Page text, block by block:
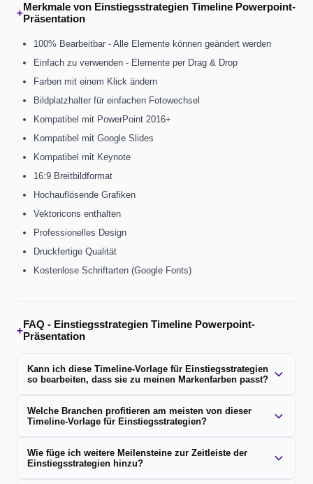
+Merkmale von Einstiegsstrategien Timeline Powerpoint-
Präsentation
100% Bearbeitbar - Alle Elemente können geändert werden
Einfach zu verwenden - Elemente per Drag & Drop
Farben mit einem Klick ändern
Bildplatzhalter für einfachen Fotowechsel
Kompatibel mit PowerPoint 2016+
Kompatibel mit Google Slides
Kompatibel mit Keynote
16:9 Breitbildformat
Hochauflösende Grafiken
Vektoricons enthalten
Professionelles Design
Druckfertige Qualität
Kostenlose Schriftarten (Google Fonts)
+FAQ - Einstiegsstrategien Timeline Powerpoint-
Präsentation
Kann ich diese Timeline-Vorlage für Einstiegsstrategien
so bearbeiten, dass sie zu meinen Markenfarben passt?
Welche Branchen profitieren am meisten von dieser
Timeline-Vorlage für Einstiegsstrategien?
Wie füge ich weitere Meilensteine ​​zur Zeitleiste der
Einstiegsstrategien hinzu?